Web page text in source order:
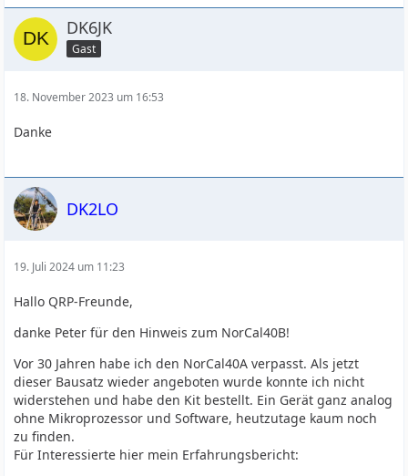
DK6JK
Gast
18. November 2023 um 16:53
Danke
DK2LO
19. Juli 2024 um 11:23
Hallo QRP-Freunde,
danke Peter für den Hinweis zum NorCal40B!
Vor 30 Jahren habe ich den NorCal40A verpasst. Als jetzt
dieser Bausatz wieder angeboten wurde konnte ich nicht
widerstehen und habe den Kit bestellt. Ein Gerät ganz analog
ohne Mikroprozessor und Software, heutzutage kaum noch
zu finden.
Für Interessierte hier mein Erfahrungsbericht: